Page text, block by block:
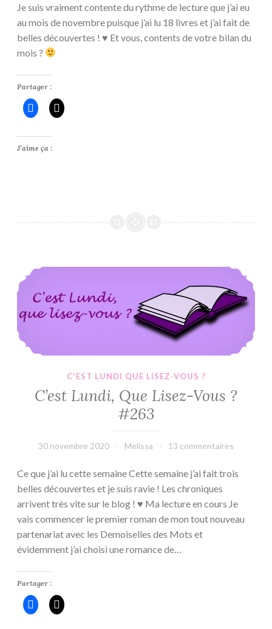
Je suis vraiment contente du rythme de lecture que j’ai eu
au mois de novembre puisque j’ai lu 18 livres et j’ai fait de
belles découvertes ! ♥ Et vous, contents de votre bilan du
mois ?
Partager :
J’aime ça :
C’est Lundi, Que Lisez-Vous ? #263
C'EST LUNDI QUE LISEZ-VOUS ?
C’est Lundi, Que Lisez-Vous ?
#263
30 novembre 2020 Melissa 13 commentaires
Ce que j’ai lu cette semaine Cette semaine j’ai fait trois
belles découvertes et je suis ravie ! Les chroniques
arrivent très vite sur le blog ! ♥ Ma lecture en cours Je
vais commencer le premier roman de mon tout nouveau
partenariat avec les Demoiselles des Mots et
évidemment j’ai choisi une romance de…
Partager :